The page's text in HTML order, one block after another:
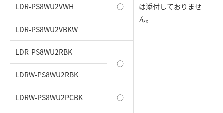
は添付しておりませ
ん。
○
LDR-PS8WU2VWH
LDR-PS8WU2VBKW
LDR-PS8WU2RBK
○
LDRW-PS8WU2RBK
LDRW-PS8WU2PCBK ○